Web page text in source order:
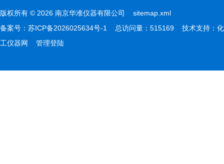
版权所有 © 2026 南京华准仪器有限公司 sitemap.xml
备案号： 苏ICP备2026025634号-1 总访问量：515169 技术支持： 化
工仪器网
管理登陆